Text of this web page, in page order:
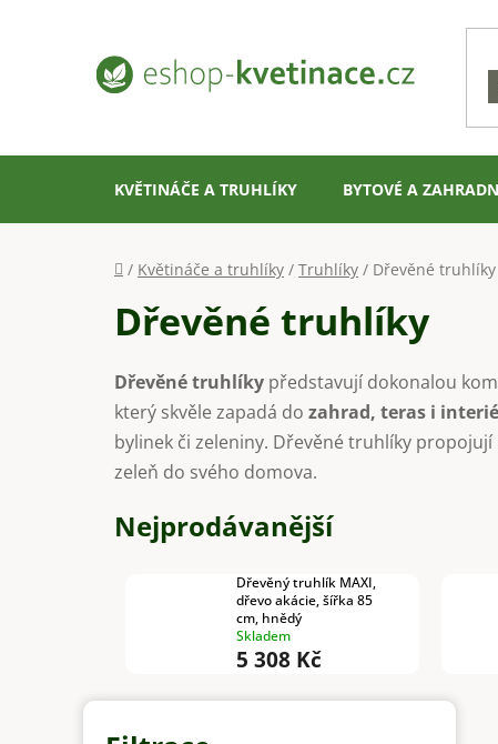
KVĚTINÁČE A TRUHLÍKY BYTOVÉ A
Domů
/ Květináče a truhlíky / Truhlíky / Dřevěné truhlíky
Dřevěné truhlíky
Dřevěné truhlíky představují dokonalou
který skvěle zapadá do zahrad, teras i
bylinek či zeleniny. Dřevěné truhlíky
zeleň do svého domova.
Nejprodávanější
Dřevěný truhlík MAXI,
dřevo akácie, šířka 85
cm, hnědý
Skladem
5 308 Kč